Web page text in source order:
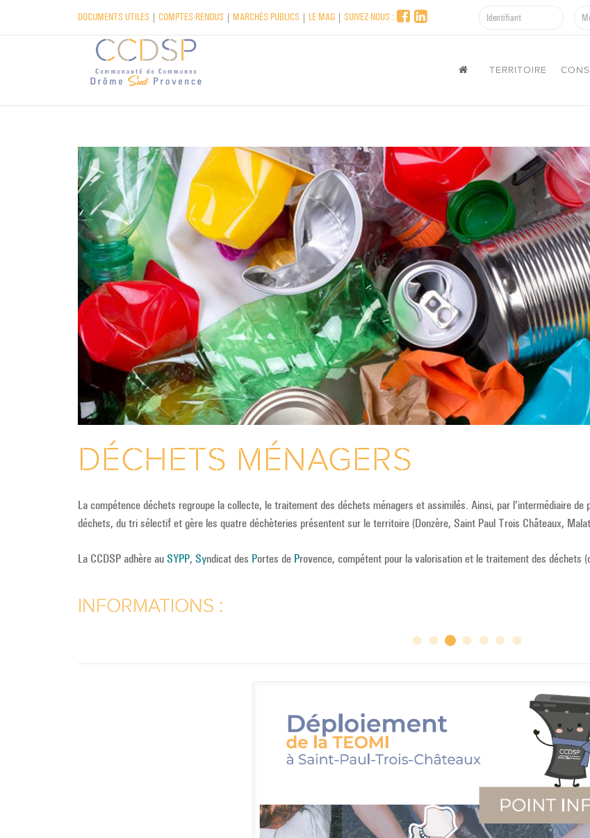
DOCUMENTS UTILES | COMPTES-RENDUS | MARCHÉS PUBLICS | LE MAG | SUIVEZ-NOUS :
TERRITOIRE
DÉCHETS MÉNAGERS
La compétence déchets regroupe la collecte, le traitement des déchets ménagers et assimilés. Ainsi, par l’intermédiaire
déchets, du tri sélectif et gère les quatre déchèteries présentent sur le territoire (Donzère, Saint Paul Trois Châteaux,
La CCDSP adhère auSYPP, Syndicat des Portes de Provence, compétent pour la valorisation et le traitement des déchets
INFORMATIONS :